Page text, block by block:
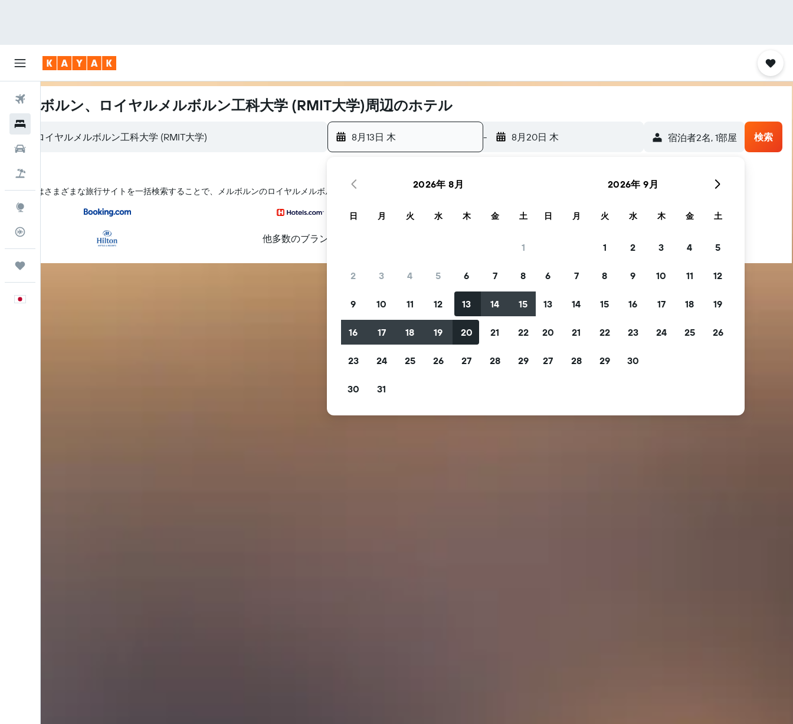
航空券
フライトトラッカー
Trips
メルボルン、ロイヤルメルボルン工科大学 (RMIT大学)周辺のホテル
8月13日 木 - 8月20日 木 宿泊者2名, 1​部屋 検索
KAYAK はさまざまな旅行サイトを一括検索することで、メルボルン​のロイヤルメルボルン工科大学 (RMIT大学)​周辺にあるホテル探しをお手伝いします
他多数のブランド
2026年 8月
日 月 火 水 木 金 土
1
2 3 4 5 6 7 8
9 10 11 12 13 14 15
16 17 18 19 20 21 22
23 24 25 26 27 28 29
30 31
2026年 9月
日 月 火 水 木 金 土
1 2 3 4 5
6 7 8 9 10 11 12
13 14 15 16 17 18 19
20 21 22 23 24 25 26
27 28 29 30